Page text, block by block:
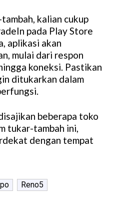
kalian cukup
pada Play Store
aplikasi akan
mulai dari respon
koneksi. Pastikan
ditukarkan dalam
beberapa toko
tukar-tambah ini,
dengan tempat
Reno5